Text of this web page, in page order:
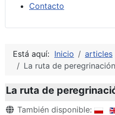
Contacto
Está aquí: Inicio
articles
La ruta de
La ruta de
Detalles
También disponible: